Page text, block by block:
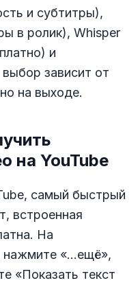
и субтитры),
в ролик), Whisper
и
зависит от
на выходе.
на YouTube
самый быстрый
встроенная
На
«...ещё»,
«Показать текст